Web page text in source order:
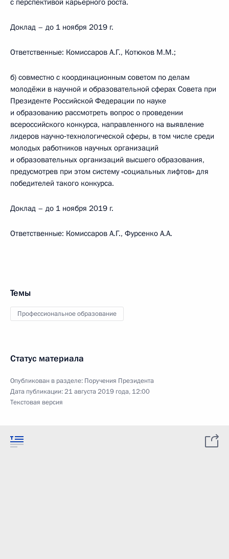
с перспективой карьерного роста.
Доклад – до 1 ноября 2019 г.
Ответственные: Комиссаров А.Г., Котюков М.М.;
б) совместно с координационным советом по делам
молодёжи в научной и образовательной сферах Совета при
Президенте Российской Федерации по науке
и образованию рассмотреть вопрос о проведении
всероссийского конкурса, направленного на выявление
лидеров научно‑технологической сферы, в том числе среди
молодых работников научных организаций
и образовательных организаций высшего образования,
предусмотрев при этом систему «социальных лифтов» для
победителей такого конкурса.
Доклад – до 1 ноября 2019 г.
Ответственные: Комиссаров А.Г., Фурсенко А.А.
Темы
Профессиональное образование
Статус материала
Опубликован в разделе: Поручения Президента
Дата публикации:21 августа 2019 года, 12:00
Текстовая версия